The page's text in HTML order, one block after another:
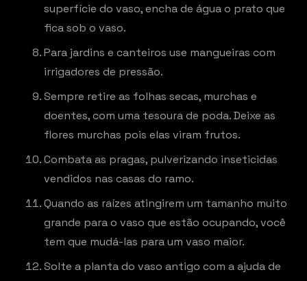
superfície do vaso, encha de água o prato que
fica sob o vaso.
Para jardins e canteiros use mangueiras com
irrigadores de pressão.
Sempre retire as folhas secas, murchas e
doentes, com uma tesoura de poda. Deixe as
flores murchas pois elas viram frutos.
Combata as pragas, pulverizando inseticidas
vendidos nas casas do ramo.
Quando as raízes atingirem um tamanho muito
grande para o vaso que estão ocupando, você
tem que mudá-las para um vaso maior.
Solte a planta do vaso antigo com a ajuda de